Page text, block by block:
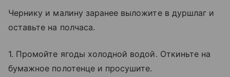
Чернику и малину заранее выложите в дуршлаг и
оставьте на полчаса.
1. Промойте ягоды холодной водой. Откиньте на
бумажное полотенце и просушите.